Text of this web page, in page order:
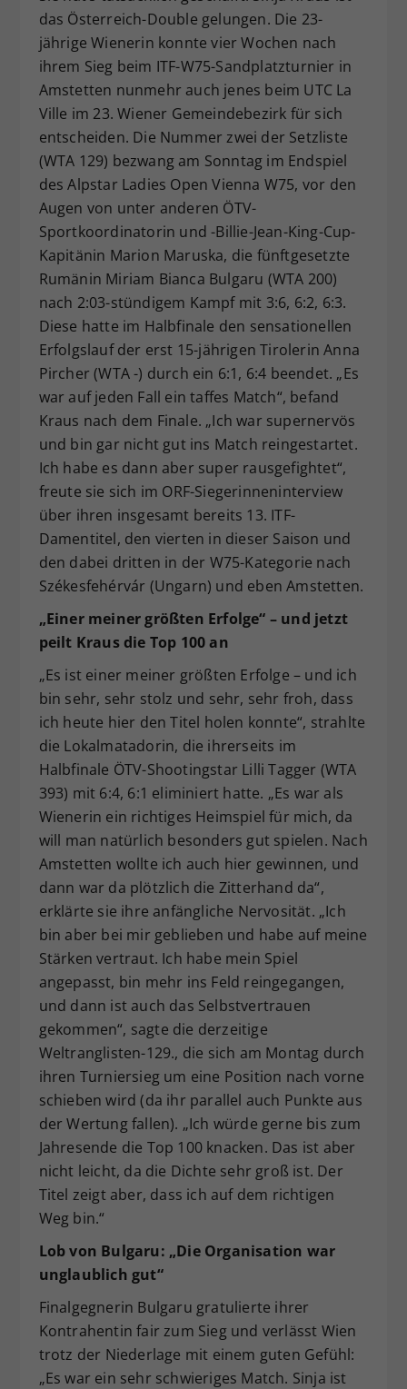
das Österreich-Double gelungen. Die 23-
jährige Wienerin konnte vier Wochen nach
ihrem Sieg beim ITF-W75-Sandplatzturnier in
Amstetten nunmehr auch jenes beim UTC La
Ville im 23. Wiener Gemeindebezirk für sich
entscheiden. Die Nummer zwei der Setzliste
(WTA 129) bezwang am Sonntag im Endspiel
des Alpstar Ladies Open Vienna W75, vor den
Augen von unter anderen ÖTV-
Sportkoordinatorin und -Billie-Jean-King-Cup-
Kapitänin Marion Maruska, die fünftgesetzte
Rumänin Miriam Bianca Bulgaru (WTA 200)
nach 2:03-stündigem Kampf mit 3:6, 6:2, 6:3.
Diese hatte im Halbfinale den sensationellen
Erfolgslauf der erst 15-jährigen Tirolerin Anna
Pircher (WTA -) durch ein 6:1, 6:4 beendet. „Es
war auf jeden Fall ein taffes Match“, befand
Kraus nach dem Finale. „Ich war supernervös
und bin gar nicht gut ins Match reingestartet.
Ich habe es dann aber super rausgefightet“,
freute sie sich im ORF-Siegerinneninterview
über ihren insgesamt bereits 13. ITF-
Damentitel, den vierten in dieser Saison und
den dabei dritten in der W75-Kategorie nach
Székesfehérvár (Ungarn) und eben Amstetten.
„Einer meiner größten Erfolge“ – und jetzt
peilt Kraus die Top 100 an
„Es ist einer meiner größten Erfolge – und ich
bin sehr, sehr stolz und sehr, sehr froh, dass
ich heute hier den Titel holen konnte“, strahlte
die Lokalmatadorin, die ihrerseits im
Halbfinale ÖTV-Shootingstar Lilli Tagger (WTA
393) mit 6:4, 6:1 eliminiert hatte. „Es war als
Wienerin ein richtiges Heimspiel für mich, da
will man natürlich besonders gut spielen. Nach
Amstetten wollte ich auch hier gewinnen, und
dann war da plötzlich die Zitterhand da“,
erklärte sie ihre anfängliche Nervosität. „Ich
bin aber bei mir geblieben und habe auf meine
Stärken vertraut. Ich habe mein Spiel
angepasst, bin mehr ins Feld reingegangen,
und dann ist auch das Selbstvertrauen
gekommen“, sagte die derzeitige
Weltranglisten-129., die sich am Montag durch
ihren Turniersieg um eine Position nach vorne
schieben wird (da ihr parallel auch Punkte aus
der Wertung fallen). „Ich würde gerne bis zum
Jahresende die Top 100 knacken. Das ist aber
nicht leicht, da die Dichte sehr groß ist. Der
Titel zeigt aber, dass ich auf dem richtigen
Weg bin.“
Lob von Bulgaru: „Die Organisation war
unglaublich gut“
Finalgegnerin Bulgaru gratulierte ihrer
Kontrahentin fair zum Sieg und verlässt Wien
trotz der Niederlage mit einem guten Gefühl:
„Es war ein sehr schwieriges Match. Sinja ist
Zweck
Dieser Wert speichert Ihre Consent-
Einstellungen. Unter anderem eine
zufällig generierte ID, für die
historische Speicherung Ihrer
vorgenommen Einstellungen, falls der
Webseiten-Betreiber dies eingestellt
hat.